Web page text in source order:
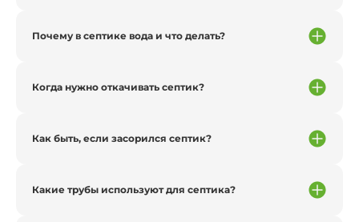
Почему в септике вода и что делать?
Когда нужно откачивать септик?
Как быть, если засорился септик?
Какие трубы используют для септика?